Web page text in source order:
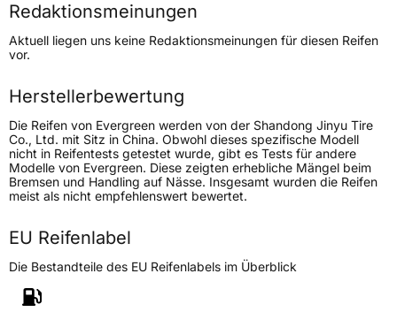
Lastindex 103
Generelle Merkmale
FahrzeugtypSUV
VerwendungSommerreifen
ModellnameES 83
Weitere Eigenschaften
Schlauchtyp
Redaktionsmeinungen
Aktuell liegen uns keine Redaktionsmeinungen für diesen Reifen
vor.
Herstellerbewertung
Die Reifen von Evergreen werden von der Shandong Jinyu Tire
Co., Ltd. mit Sitz in China. Obwohl dieses spezifische Modell
nicht in Reifentests getestet wurde, gibt es Tests für andere
Modelle von Evergreen. Diese zeigten erhebliche Mängel beim
Bremsen und Handling auf Nässe. Insgesamt wurden die Reifen
meist als nicht empfehlenswert bewertet.
EU Reifenlabel
Die Bestandteile des EU Reifenlabels im Überblick